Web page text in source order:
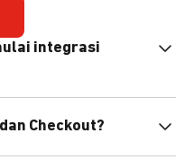
integrasi
integrasi Anda. Pelajari
Checkout?